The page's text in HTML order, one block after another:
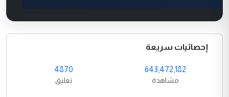
إحصائيات سريعة
643,472,182
مشاهدة
4870
تعليق